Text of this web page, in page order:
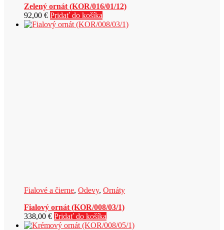
Zelený ornát (KOR/016/01/12)
92,00 € Pridať do košíka
Fialové a čierne, Odevy, Ornáty
Fialový ornát (KOR/008/03/1)
338,00 € Pridať do košíka